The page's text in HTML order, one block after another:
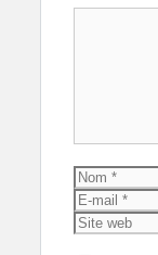
Nom
E-
mail
Site
web